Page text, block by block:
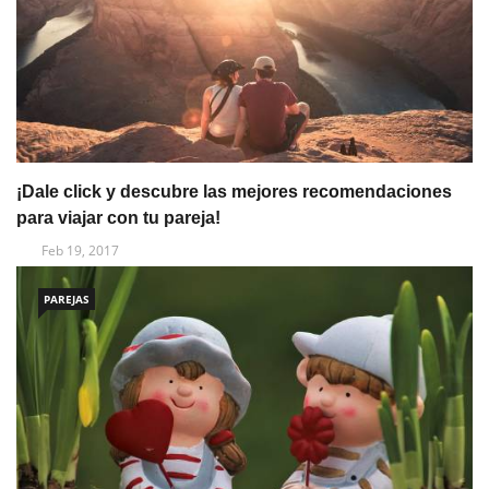
¡Dale click y descubre las mejores recomendaciones
para viajar con tu pareja!
Feb 19, 2017
PAREJAS